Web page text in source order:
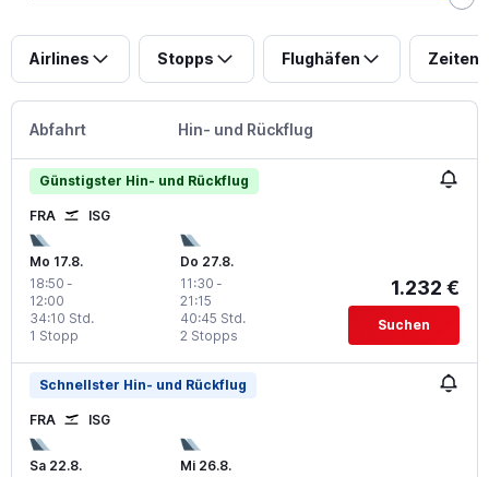
Airlines Stopps Flughäfen Zeiten
Abfahrt Hin- und Rückflug
Günstigster Hin- und Rückflug
FRA ISG
Mo 17.8.
18:50 -
12:00
1 Stopp
34:10 Std.
Do 27.8.
11:30 -
21:15
2 Stopps
40:45 Std.
1.232 €
Suchen
Schnellster Hin- und Rückflug
FRA ISG
Sa 22.8.
Mi 26.8.